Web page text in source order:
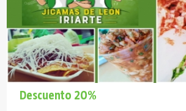
Descuento 20%